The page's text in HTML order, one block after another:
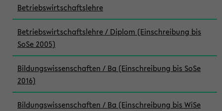
Betriebswirtschaftslehre
Betriebswirtschaftslehre / Diplom (Einschreibung bis
SoSe 2005)
Bildungswissenschaften / Ba (Einschreibung bis SoSe
2016)
Bildungswissenschaften / Ba (Einschreibung bis WiSe